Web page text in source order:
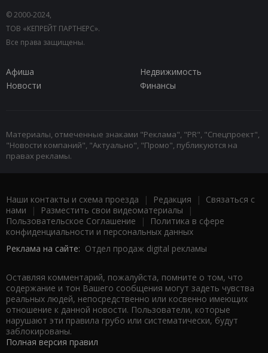
© 2000-2024,
ТОВ «КЕПРЕЙТ ПАРТНЕРС».
Все права защищены.
Афиша
Недвижимость
Новости
Финансы
Материалы, отмеченные знаками "Реклама", "PR", "Спецпроект",
"Новости компаний", "Актуально", "Промо", публикуются на
правах рекламы.
Наши контакты и схема проезда | Редакция | Связаться с
нами | Разместить свои видеоматериалы |
Пользовательское Соглашение |
Политика в сфере
конфиденциальности и персональных данных
Реклама на сайте: Отдел продаж digital рекламы
Оставляя комментарий, пожалуйста, помните о том, что
содержание и тон Вашего сообщения могут задеть чувства
реальных людей, непосредственно или косвенно имеющих
отношение к данной новости. Пользователи, которые
нарушают эти правила грубо или систематически, будут
заблокированы.
Полная версия правил